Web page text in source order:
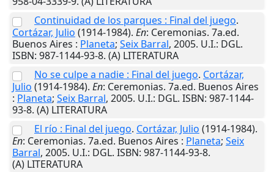
Continuidad de los parques : Final del juego.
Cortázar, Julio (1914-1984). En: Ceremonias. 7a.ed.
Buenos Aires : Planeta; Seix Barral, 2005. U.I.: DGL.
ISBN: 987-1144-93-8. (A) LITERATURA
No se culpe a nadie : Final del juego. Cortázar,
Julio (1914-1984). En: Ceremonias. 7a.ed. Buenos Aires
: Planeta; Seix Barral, 2005. U.I.: DGL. ISBN: 987-1144-
93-8. (A) LITERATURA
El río : Final del juego. Cortázar, Julio (1914-1984).
En: Ceremonias. 7a.ed. Buenos Aires : Planeta; Seix
Barral, 2005. U.I.: DGL. ISBN: 987-1144-93-8.
(A) LITERATURA